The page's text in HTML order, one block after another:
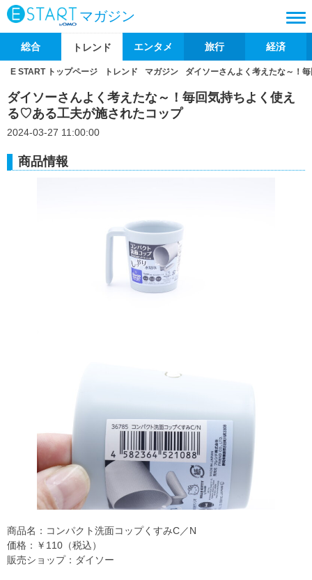
マガジン
総合 トレンド エンタメ 旅行 経済
E START トップページ トレンド マガジン ダイソーさんよく考えたな～！
ダイソーさんよく考えたな～！毎回気持ちよく使え
る♡ある工夫が施されたコップ
2024-03-27 11:00:00
商品情報
商品名：コンパクト洗面コップくすみC／N
価格：￥110（税込）
販売ショップ：ダイソー